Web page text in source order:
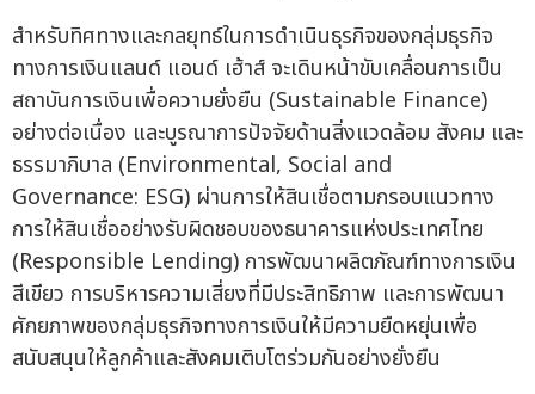
สำหรับทิศทางและกลยุทธ์ในการดำเนินธุรกิจของกลุ่มธุรกิจ
ทางการเงินแลนด์ แอนด์ เฮ้าส์ จะเดินหน้าขับเคลื่อนการเป็น
สถาบันการเงินเพื่อความยั่งยืน (Sustainable Finance)
อย่างต่อเนื่อง และบูรณาการปัจจัยด้านสิ่งแวดล้อม สังคม และ
ธรรมาภิบาล (Environmental, Social and
Governance: ESG) ผ่านการให้สินเชื่อตามกรอบแนวทาง
การให้สินเชื่ออย่างรับผิดชอบของธนาคารแห่งประเทศไทย
(Responsible Lending) การพัฒนาผลิตภัณฑ์ทางการเงิน
สีเขียว การบริหารความเสี่ยงที่มีประสิทธิภาพ และการพัฒนา
ศักยภาพของกลุ่มธุรกิจทางการเงินให้มีความยืดหยุ่นเพื่อ
สนับสนุนให้ลูกค้าและสังคมเติบโตร่วมกันอย่างยั่งยืน